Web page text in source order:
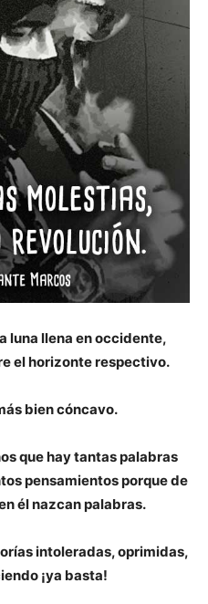
luna llena en occidente,
el horizonte respectivo.
bien cóncavo.
que hay tantas palabras
pensamientos porque de
él nazcan palabras.
intoleradas, oprimidas,
¡ya basta!